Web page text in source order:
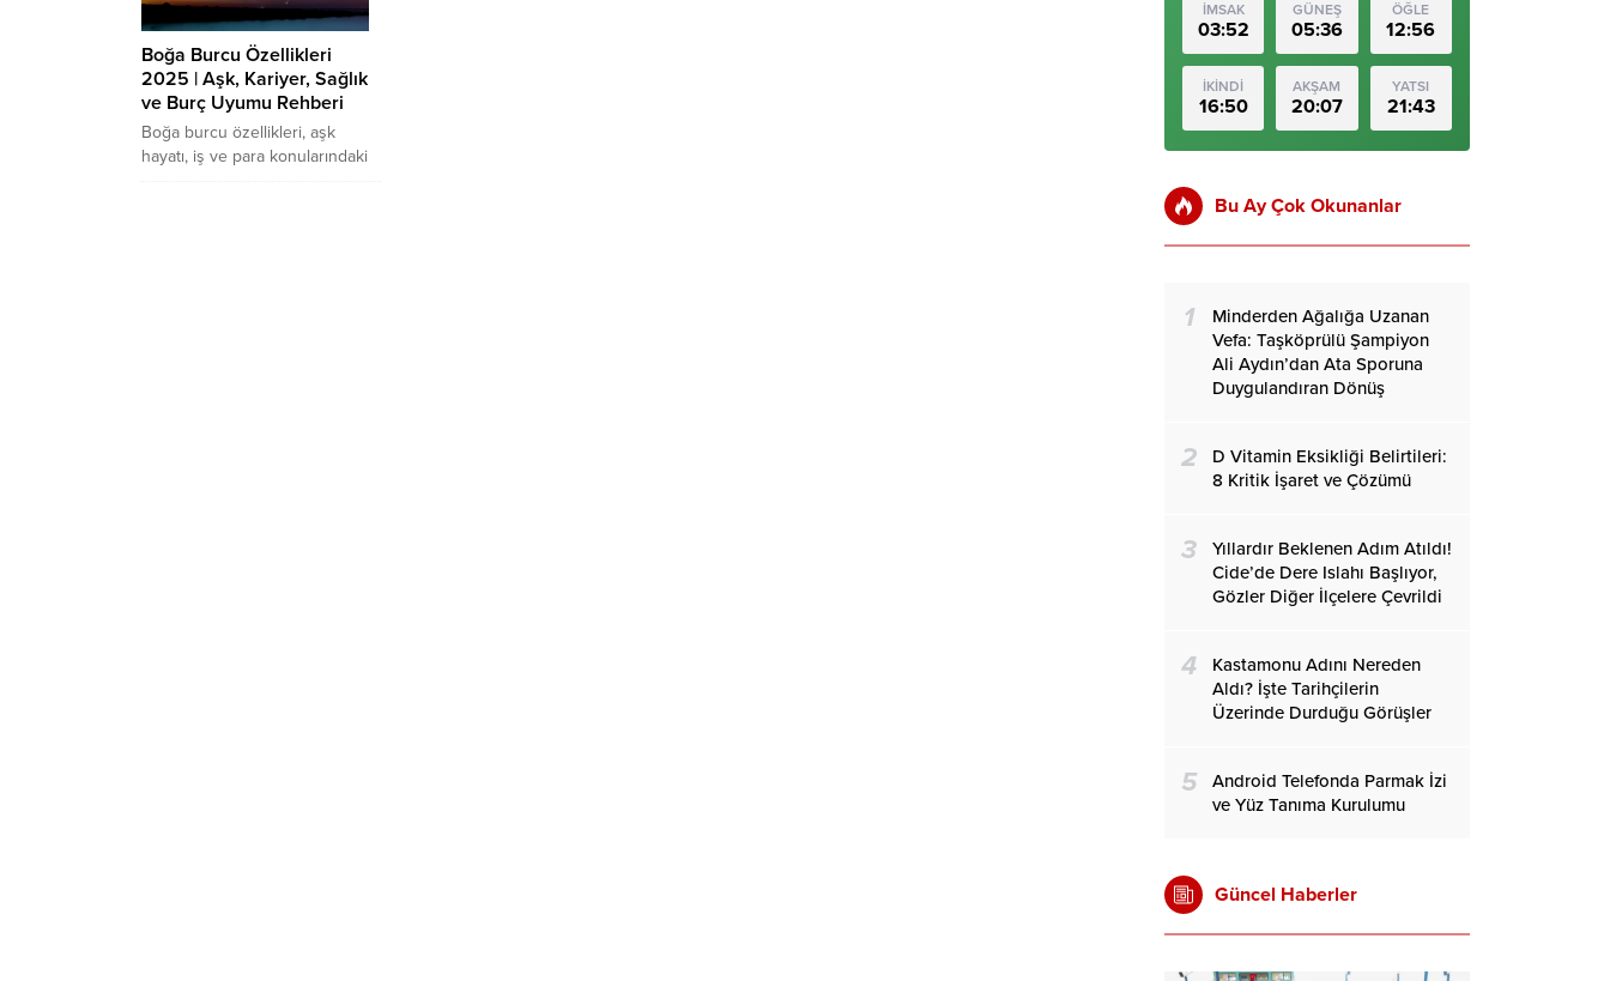
Boğa Burcu Özellikleri
2025 | Aşk, Kariyer, Sağlık
ve Burç Uyumu Rehberi
Boğa burcu özellikleri, aşk
hayatı, iş ve para konularındaki
İMSAK
03:52
GÜNEŞ
05:36
ÖĞLE
12:56
İKİNDİ
16:50
AKŞAM
20:07
YATSI
21:43
Bu Ay Çok Okunanlar
1
Minderden Ağalığa Uzanan
Vefa: Taşköprülü Şampiyon
Ali Aydın’dan Ata Sporuna
Duygulandıran Dönüş
2
D Vitamin Eksikliği Belirtileri:
8 Kritik İşaret ve Çözümü
3
Yıllardır Beklenen Adım Atıldı!
Cide’de Dere Islahı Başlıyor,
Gözler Diğer İlçelere Çevrildi
4
Kastamonu Adını Nereden
Aldı? İşte Tarihçilerin
Üzerinde Durduğu Görüşler
5
Android Telefonda Parmak İzi
ve Yüz Tanıma Kurulumu
Güncel Haberler